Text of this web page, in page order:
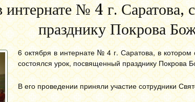
интернате № 4 г. Саратова,
празднику Покрова
6 октября в интернате № 4 г. Саратова, в
состоялся урок, посвященный празднику Покрова
В его проведении приняли участие сотрудники